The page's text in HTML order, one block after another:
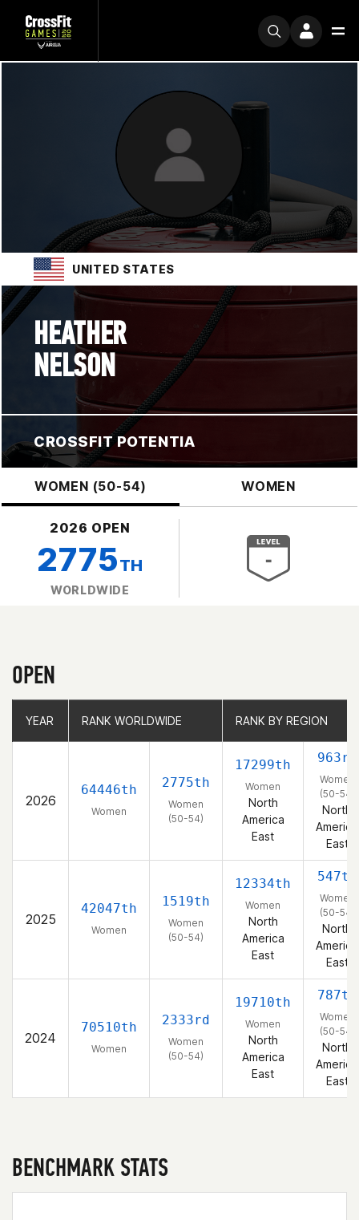
UNITED STATES
HEATHER
NELSON
CROSSFIT POTENTIA
WOMEN (50-54) WOMEN
2026 OPEN
2775TH
WORLDWIDE
OPEN
YEAR RANK WORLDWIDE RANK BY REGION
2026
64446th
Women
2775th
Women
(50-54)
17299th
Women
North
America
East
963rd
Women
(50-54)
North
America
East
2025
42047th
Women
1519th
Women
(50-54)
12334th
Women
North
America
East
547th
Women
(50-54)
North
America
East
2024
70510th
Women
2333rd
Women
(50-54)
19710th
Women
North
America
East
787th
Women
(50-54)
North
America
East
YEAR RANK WORLDWIDE RANK BY REGION
BENCHMARK STATS